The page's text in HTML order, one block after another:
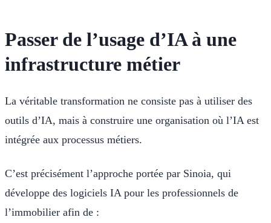
Passer de l’usage d’IA à une
infrastructure métier
La véritable transformation ne consiste pas à utiliser des
outils d’IA, mais à construire une organisation où l’IA est
intégrée aux processus métiers.
C’est précisément l’approche portée par Sinoia, qui
développe des logiciels IA pour les professionnels de
l’immobilier afin de :